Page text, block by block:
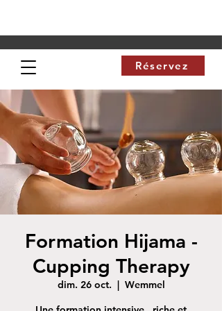
Réservez
Formation Hijama -
Cupping Therapy
dim. 26 oct.
  |
Wemmel